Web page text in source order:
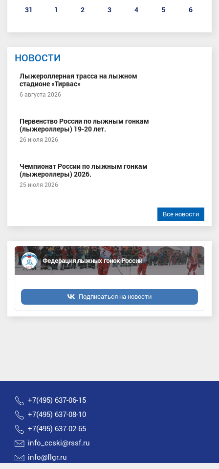
31
1 2 3 4 5 6
НОВОСТИ
Лыжероллерная трасса на лыжном
стадионе «Тирвас»
6 августа 2026
Первенство России по лыжным гонкам
(лыжероллеры) 19-20 лет.
26 июля 2026
Чемпионат России по лыжным гонкам
(лыжероллеры) 2026.
25 июля 2026
Все новости
Федерация лыжных гонок России
Подписаться на новости
+7(495) 637-06-15
+7(495) 637-08-10
+7(495) 637-02-65
info_ccski@rssf.ru
info@flgr.ru